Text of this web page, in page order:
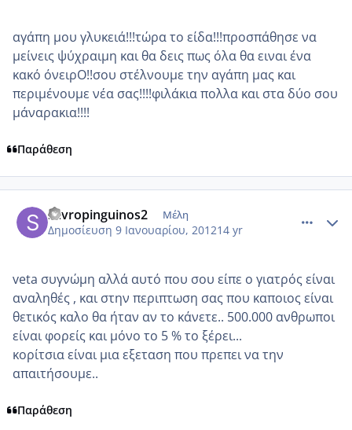
αγάπη μου γλυκειά!!!τώρα το είδα!!!προσπάθησε να
μείνεις ψύχραιμη και θα δεις πως όλα θα ειναι ένα
κακό όνειρΟ!!σου στέλνουμε την αγάπη μας και
περιμένουμε νέα σας!!!!φιλάκια πολλα και στα δύο σου
μάναρακια!!!!
Παράθεση
savropinguinos2 Μέλη
Δημοσίευση 9 Ιανουαρίου, 201214 yr
veta συγνώμη αλλά αυτό που σου είπε ο γιατρός είναι
αναληθές , και στην περιπτωση σας που καποιος είναι
θετικός καλο θα ήταν αν το κάνετε.. 500.000 ανθρωποι
είναι φορείς και μόνο το 5 % το ξέρει...
κορίτσια είναι μια εξεταση που πρεπει να την
απαιτήσουμε..
Παράθεση